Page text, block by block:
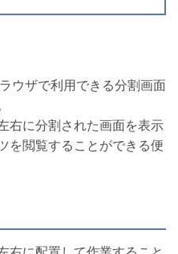
ウザで利用できる分割画面
右に分割された画面を表示
を閲覧することができる便